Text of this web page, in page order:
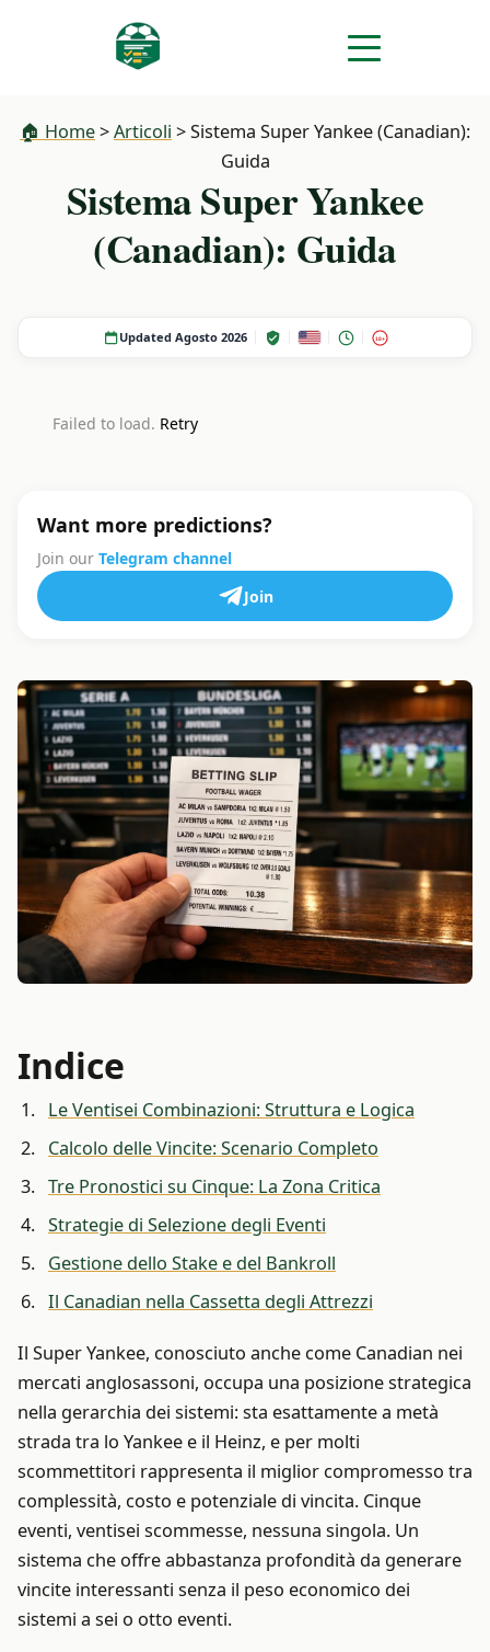
🏠 Home>Articoli >Sistema Super Yankee (Canadian):
Guida
Sistema Super Yankee
(Canadian): Guida
Updated Agosto 2026 18+
Failed to load. Retry
Want more predictions?
Join our Telegram channel
Join
Indice
Le Ventisei Combinazioni: Struttura e Logica
Calcolo delle Vincite: Scenario Completo
Tre Pronostici su Cinque: La Zona Critica
Strategie di Selezione degli Eventi
Gestione dello Stake e del Bankroll
Il Canadian nella Cassetta degli Attrezzi
Il Super Yankee, conosciuto anche come Canadian nei
mercati anglosassoni, occupa una posizione strategica
nella gerarchia dei sistemi: sta esattamente a metà
strada tra lo Yankee e il Heinz, e per molti
scommettitori rappresenta il miglior compromesso tra
complessità, costo e potenziale di vincita. Cinque
eventi, ventisei scommesse, nessuna singola. Un
sistema che offre abbastanza profondità da generare
vincite interessanti senza il peso economico dei
sistemi a sei o otto eventi.